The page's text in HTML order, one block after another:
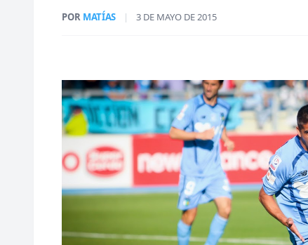
POR MATÍAS | 3 DE MAYO DE 2015